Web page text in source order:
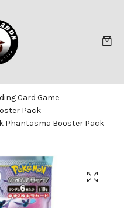
Card Game
Pack
Phantasma Booster Pack